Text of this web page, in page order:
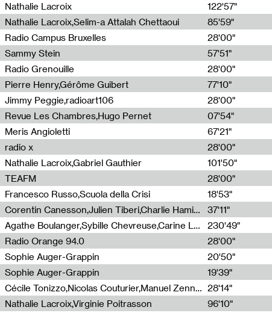
Nathalie Lacroix 122'57"
Nathalie Lacroix,Selim-a Attalah Chettaoui 85'59"
Radio Campus Bruxelles 28'00"
Sammy Stein 57'51"
Radio Grenouille 28'00"
Pierre Henry,Gérôme Guibert 77'10"
Jimmy Peggie,radioart106 28'00"
Revue Les Chambres,Hugo Pernet 07'54"
Meris Angioletti 67'21"
radio x 28'00"
Nathalie Lacroix,Gabriel Gauthier 101'50"
TEAFM 28'00"
Francesco Russo,Scuola della Crisi
18'53"
Corentin Canesson,Julien Tiberi,Charlie Hamish Jeffery
37'11"
Agathe Boulanger,Sybille Chevreuse,Carine Lendrin,Léna Monnier,Graziela Susin,Camille Zuber 230'49"
Radio Orange 94.0 28'00"
Sophie Auger-Grappin 20'50"
Sophie Auger-Grappin 19'39"
Cécile Tonizzo,Nicolas Couturier,Manuel Zenner,Aquila Lescene,Curtis Coco,Cyril Magnier 28'14"
Nathalie Lacroix,Virginie Poitrasson 96'10"